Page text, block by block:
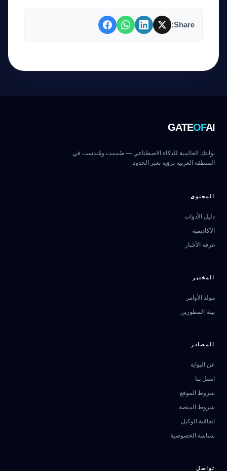
Share:
GATEOFAI
بوابتك العالمية للذكاء الاصطناعي — صُممت وهُندست في
المنطقة العربية برؤية تعبر الحدود.
المحتوى
دليل الأدوات
الأكاديمية
غرفة الأخبار
المختبر
مولد الأوامر
بيئة المطورين
المصادر
عن البوابة
اتصل بنا
شروط الموقع
شروط المنصة
اتفاقية الوكيل
سياسة الخصوصية
تواصل